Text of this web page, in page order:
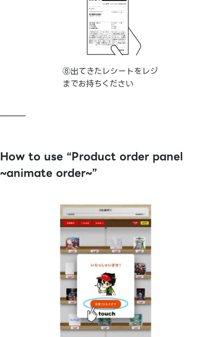
⑧出てきたレシートをレジ
までお持ちください
———
How to use “Product order panel
~animate order~”